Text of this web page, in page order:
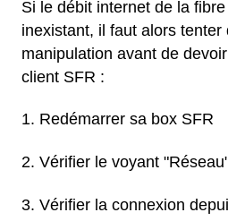
Si le débit internet de la
inexistant, il faut alors tenter
manipulation avant de
client SFR :
Redémarrer sa box SFR
Vérifier le voyant
Vérifier la connexion